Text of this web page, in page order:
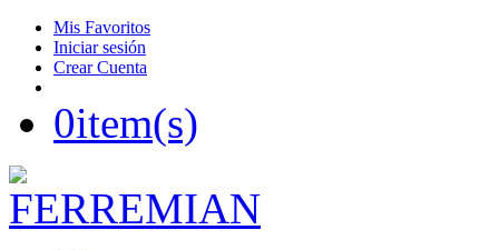
Mis Favoritos
Iniciar sesión
Crear Cuenta
0item(s)